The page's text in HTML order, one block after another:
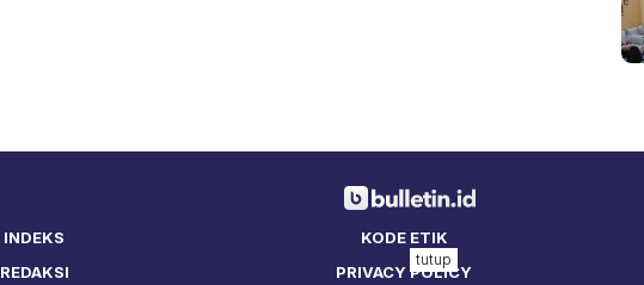
INDEKS KODE ETIK
REDAKSI
PRIVACY POLICY
tutup